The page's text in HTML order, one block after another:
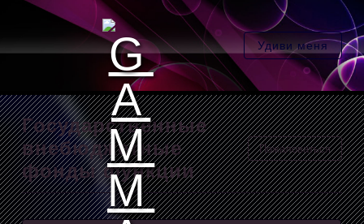
Удиви меня
Государственные
внебюджетные
фонды функции
Пожаловаться